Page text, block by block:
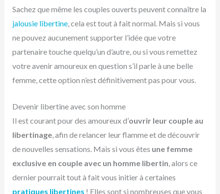
Sachez que même les couples ouverts peuvent connaître la
jalousie libertine, cela est tout à fait normal. Mais si vous
ne pouvez aucunement supporter l’idée que votre
partenaire touche quelqu’un d’autre, ou si vous remettez
votre avenir amoureux en question s’il parle à une belle
femme, cette option n’est définitivement pas pour vous.
Devenir libertine avec son homme
Il est courant pour des amoureux d’ouvrir leur couple au
libertinage, afin de relancer leur flamme et de découvrir
de nouvelles sensations. Mais si vous êtes une femme
exclusive en couple avec un homme libertin, alors ce
dernier pourrait tout à fait vous initier à certaines
pratiques libertines ! Elles sont si nombreuses que vous